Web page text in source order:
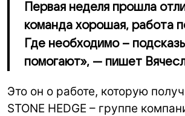
Первая неделя прошла
команда хорошая, работа
Где необходимо –
помогают», — пишет
Это он о работе, которую
STONE HEDGE – группе